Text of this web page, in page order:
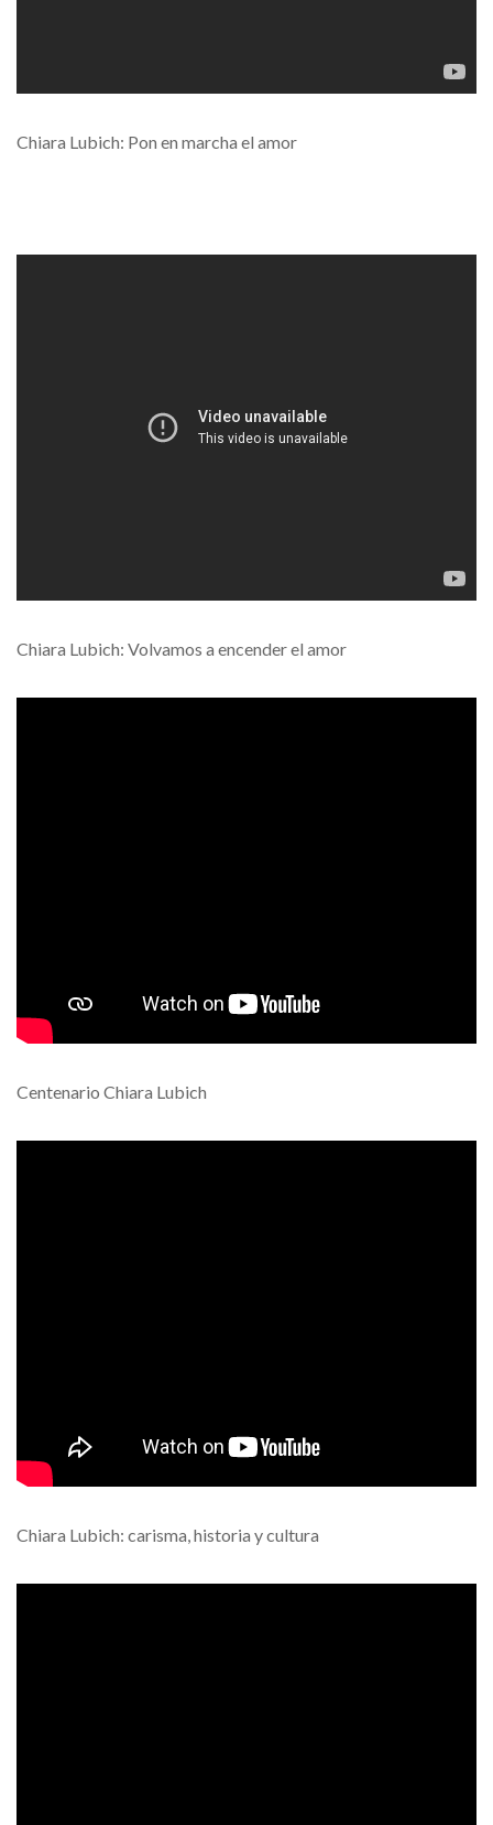
Chiara Lubich: Pon en marcha el amor
Chiara Lubich: Volvamos a encender el amor
Centenario Chiara Lubich
Chiara Lubich: carisma, historia y cultura